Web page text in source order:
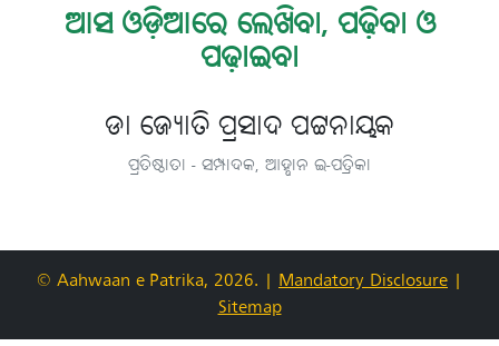
ଆସ ଓଡ଼ିଆରେ ଲେଖିବା, ପଢ଼ିବା ଓ
ପଢ଼ାଇବା
ଡା ଜ୍ୟୋତି ପ୍ରସାଦ ପଟ୍ଟନାୟକ
ପ୍ରତିଷ୍ଠାତା - ସମ୍ପାଦକ, ଆହ୍ବାନ ଇ-ପତ୍ରିକା
© Aahwaan e-Patrika, 2026. | Mandatory Disclosure |
Sitemap